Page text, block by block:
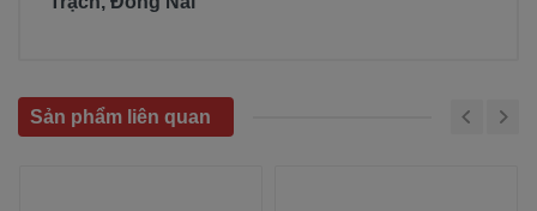
Sản phẩm liên quan